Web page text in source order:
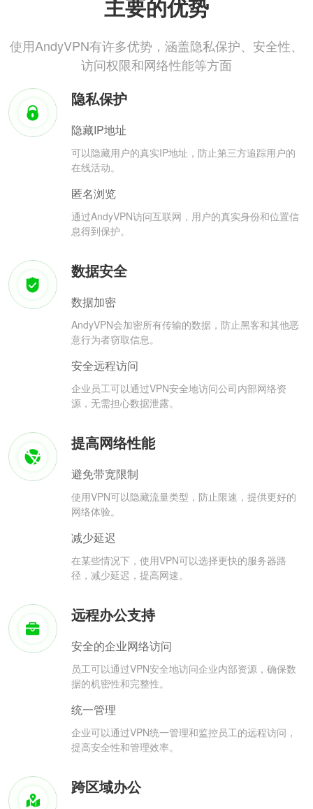
主要的优势
使用AndyVPN有许多优势，涵盖隐私保护、安全性、
访问权限和网络性能等方面
隐私保护
隐藏IP地址
可以隐藏用户的真实IP地址，防止第三方追踪用户的
在线活动。
匿名浏览
通过AndyVPN访问互联网，用户的真实身份和位置信
息得到保护。
数据安全
数据加密
AndyVPN会加密所有传输的数据，防止黑客和其他恶
意行为者窃取信息。
安全远程访问
企业员工可以通过VPN安全地访问公司内部网络资
源，无需担心数据泄露。
提高网络性能
避免带宽限制
使用VPN可以隐藏流量类型，防止限速，提供更好的
网络体验。
减少延迟
在某些情况下，使用VPN可以选择更快的服务器路
径，减少延迟，提高网速。
远程办公支持
安全的企业网络访问
员工可以通过VPN安全地访问企业内部资源，确保数
据的机密性和完整性。
统一管理
企业可以通过VPN统一管理和监控员工的远程访问，
提高安全性和管理效率。
跨区域办公